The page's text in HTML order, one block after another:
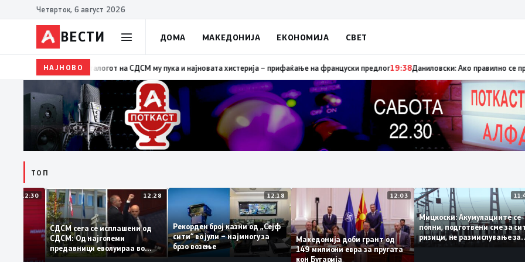
Четврток, 6 август 2026
ВЕСТИ ДОМА МАКЕДОНИЈА ЕКОНОМИЈА СВЕТ
НАЈНОВО19:39ВМРО-ДПМНЕ: Како што му пукна меурот од сапуница „мигранти за пари“, така на талогот на СДСМ му пука и
ТОП
12:30
на
12:28
СДСМ сега се исплашени од
СДСМ: Од најголеми
предавници еволуираа во
најголеми патриоти
12:18
Рекорден број казни од „Сејф
сити“ во јули – најмногу за
брзо возење
12:03
Македонија доби грант од
149 милиони евра за пругата
кон Бугарија
Мицкоски: Акумулациите
полни, подготвени сме
ризици, не размислување
поскапување на струјата